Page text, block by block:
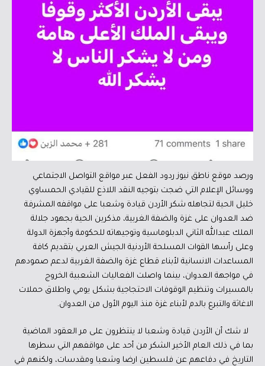
ورصد موقع ناطق نيوز ردود الفعل عبر مواقع التواصل الاجتماعي
ووسائل الإعلام التي ضجت بتوجيه النقد اللاذع للقيادي الحمساوي
خليل الحية لتجاهله شكر الأردن قيادة وشعبا على مواقفه المشرفة
ضد العدوان على غزة والضفة الغربية، مذكرين الحية بجهود جلالة
الملك عبدالله الثاني الدبلوماسية وتوجيهاته للحكومة وأجهزة الدولة
وعلى رأسها القوات المسلحة الأردنية الجيش العربي بتقديم كافة
المساعدات الانسانية لأبناء قطاع غزة والضفة الغربية لدعم صمودهم
في مواجهة العدوان، بينما واصلت الفعاليات الشعبية الخروج
بالمسيرات وتنظيم الوقوفات الاحتجاجية بشكل يومي واطلاق حملات
الاغاثة والتبرع بالدم لأبناء غزة منذ اليوم الأول من العدوان.
لا شك أن الأردن قيادة وشعبا لا ينتظرون على مر العقود الماضية
بما في ذلك العام الأخير الشكر من أحد على مواقفهم التي سطرها
التاريخ في دفاعهم عن فلسطين ارضا وشعبا ومقدسات، ولكنهم في